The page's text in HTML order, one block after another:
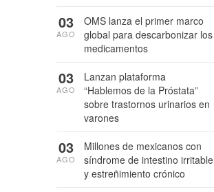
OMS lanza el primer marco
global para descarbonizar los
medicamentos
03
AGO
Lanzan plataforma
“Hablemos de la Próstata”
sobre trastornos urinarios en
varones
03
AGO
Millones de mexicanos con
síndrome de intestino irritable
y estreñimiento crónico
03
AGO